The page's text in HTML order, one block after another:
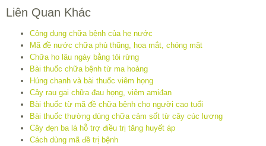
Liên Quan Khác
Công dụng chữa bệnh của hẹ nước
Mã đề nước chữa phù thũng, hoa mắt, chóng mặt
Chữa ho lâu ngày bằng tỏi rừng
Bài thuốc chữa bệnh từ ma hoàng
Húng chanh và bài thuốc viêm họng
Cây rau gai chữa đau họng, viêm amiđan
Bài thuốc từ mã đề chữa bệnh cho người cao tuổi
Bài thuốc thường dùng chữa cảm sốt từ cây cúc lương
Cây đẹn ba lá hỗ trợ điều trị tăng huyết áp
Cách dùng mã đề trị bệnh